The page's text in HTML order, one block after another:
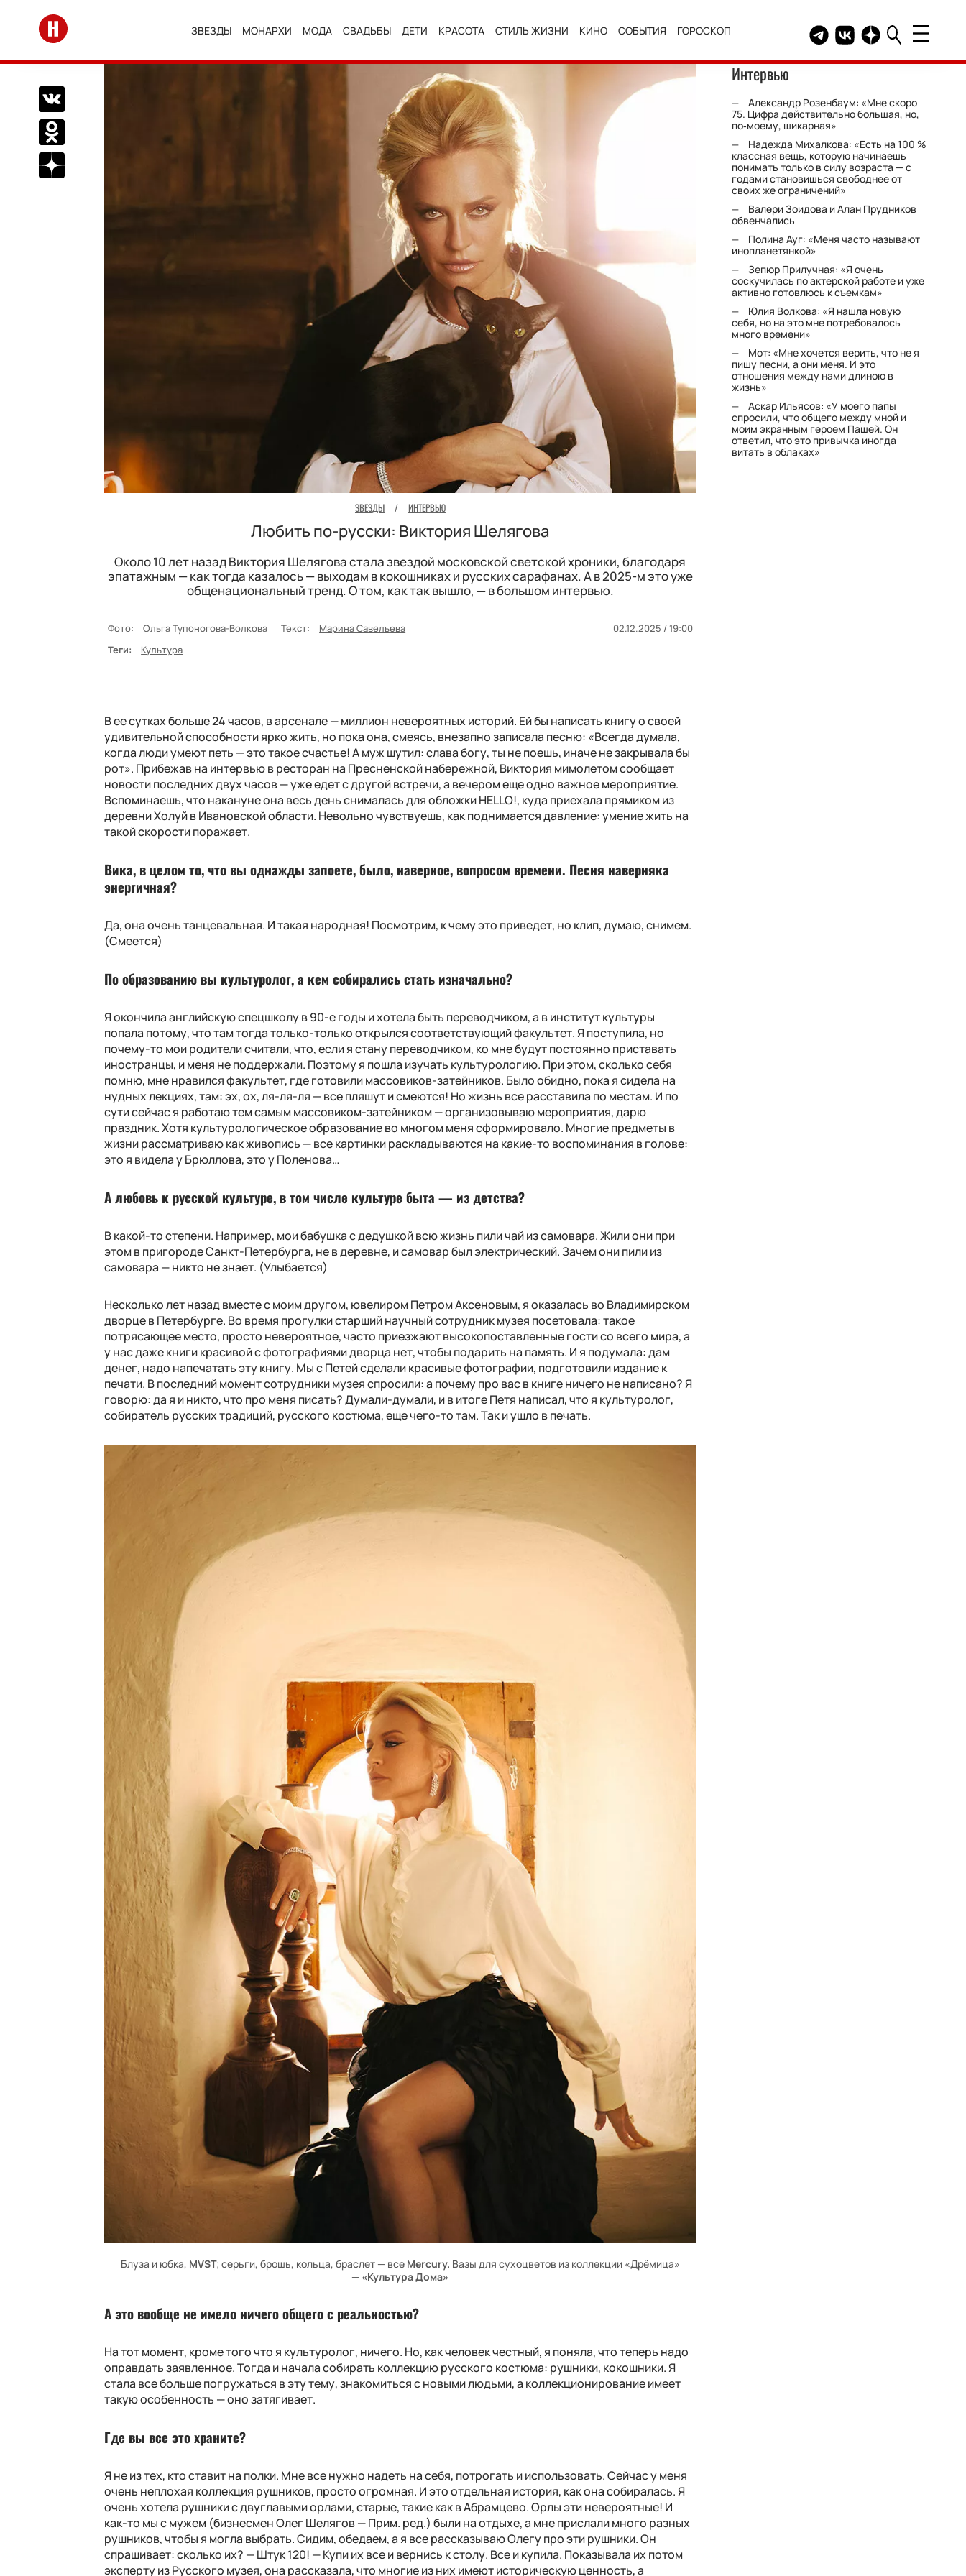
Перейти на главную
ЗВЕЗДЫ МОНАРХИ МОДА СВАДЬБЫ ДЕТИ КРАСОТА СТИЛЬ ЖИЗНИ КИНО СОБЫТИЯ ГОРОСКОП Telegram канал HELLO
Группа HELLO
Канал HELLO в
Поделиться Вконтакте
Поделиться в Одноклассниках
Подписаться на нас в Дзен
ЗВЕЗДЫ / ИНТЕРВЬЮ
Любить по-русски: Виктория Шелягова
Около 10 лет назад Виктория Шелягова стала звездой московской светской хроники, благодаря
эпатажным — как тогда казалось — выходам в кокошниках и русских сарафанах. А в 2025-м это уже
общенациональный тренд. О том, как так вышло, — в большом интервью.
Фото: Ольга Тупоногова-Волкова Текст: Марина Савельева
02.12.2025 / 19:00
Теги:
Культура
В ее сутках больше 24 часов, в арсенале — миллион невероятных историй. Ей бы написать книгу о своей
удивительной способности ярко жить, но пока она, смеясь, внезапно записала песню: «Всегда думала,
когда люди умеют петь — это такое счастье! А муж шутил: слава богу, ты не поешь, иначе не закрывала бы
рот». Прибежав на интервью в ресторан на Пресненской набережной, Виктория мимолетом сообщает
новости последних двух часов — уже едет с другой встречи, а вечером еще одно важное мероприятие.
Вспоминаешь, что накануне она весь день снималась для обложкиHELLO!, куда приехала прямиком из
деревни Холуй в Ивановской области. Невольно чувствуешь, как поднимается давление: умение жить на
такой скорости поражает.
Вика, в целом то, что вы однажды запоете, было, наверное, вопросом времени. Песня наверняка
энергичная?
Да, она очень танцевальная. И такая народная! Посмотрим, к чему это приведет, но клип, думаю, снимем.
(Смеется)
По образованию вы культуролог, а кем собирались стать изначально?
Я окончила английскую спецшколу в 90-е годы и хотела быть переводчиком, а в институт культуры
попала потому, что там тогда только-только открылся соответствующий факультет. Я поступила, но
почему-то мои родители считали, что, если я стану переводчиком, ко мне будут постоянно приставать
иностранцы, и меня не поддержали. Поэтому я пошла изучать культурологию. При этом, сколько себя
помню, мне нравился факультет, где готовили массовиков-затейников. Было обидно, пока я сидела на
нудных лекциях, там: эх, ох, ля-ля-ля — все пляшут и смеются! Но жизнь все расставила по местам. И по
сути сейчас я работаю тем самым массовиком-затейником — организовываю мероприятия, дарю
праздник. Хотя культурологическое образование во многом меня сформировало. Многие предметы в
жизни рассматриваю как живопись — все картинки раскладываются на какие-то воспоминания в голове:
это я видела у Брюллова, это у Поленова…
А любовь к русской культуре, в том числе культуре быта — из детства?
В какой-то степени. Например, мои бабушка с дедушкой всю жизнь пили чай из самовара. Жили они при
этом в пригороде Санкт-Петербурга, не в деревне, и самовар был электрический. Зачем они пили из
самовара — никто не знает. (Улыбается)
Несколько лет назад вместе с моим другом, ювелиром Петром Аксеновым, я оказалась во Владимирском
дворце в Петербурге. Во время прогулки старший научный сотрудник музея посетовала: такое
потрясающее место, просто невероятное, часто приезжают высокопоставленные гости со всего мира, а
у нас даже книги красивой с фотографиями дворца нет, чтобы подарить на память. И я подумала: дам
денег, надо напечатать эту книгу. Мы с Петей сделали красивые фотографии, подготовили издание к
печати. В последний момент сотрудники музея спросили: а почему про вас в книге ничего не написано? Я
говорю: да я и никто, что про меня писать? Думали-думали, и в итоге Петя написал, что я культуролог,
собиратель русских традиций, русского костюма, еще чего-то там. Так и ушло в печать.
Блуза и юбка, MVST; серьги, брошь, кольца, браслет — все Mercury. Вазы для сухоцветов из коллекции «Дрёмица»
— «Культура Дома»
А это вообще не имело ничего общего с реальностью?
На тот момент, кроме того что я культуролог, ничего. Но, как человек честный, я поняла, что теперь надо
оправдать заявленное. Тогда и начала собирать коллекцию русского костюма: рушники, кокошники. Я
стала все больше погружаться в эту тему, знакомиться с новыми людьми, а коллекционирование имеет
такую особенность — оно затягивает.
Где вы все это храните?
Я не из тех, кто ставит на полки. Мне все нужно надеть на себя, потрогать и использовать. Сейчас у меня
очень неплохая коллекция рушников, просто огромная. И это отдельная история, как она собиралась. Я
очень хотела рушники с двуглавыми орлами, старые, такие как в Абрамцево. Орлы эти невероятные! И
как-то мы с мужем (бизнесмен Олег Шелягов — Прим. ред.) были на отдыхе, а мне прислали много разных
рушников, чтобы я могла выбрать. Сидим, обедаем, а я все рассказываю Олегу про эти рушники. Он
спрашивает: сколько их? — Штук 120! — Купи их все и вернись к столу. Все и купила. Показывала их потом
эксперту из Русского музея, она рассказала, что многие из них имеют историческую ценность, а
Интервью
Александр Розенбаум: «Мне скоро
75. Цифра действительно большая, но,
по‑моему, шикарная»
Надежда Михалкова: «Есть на 100 %
классная вещь, которую начинаешь
понимать только в силу возраста — с
годами становишься свободнее от
своих же ограничений»
Валери Зоидова и Алан Прудников
обвенчались
Полина Ауг: «Меня часто называют
инопланетянкой»
Зепюр Прилучная: «Я очень
соскучилась по актерской работе и уже
активно готовлюсь к съемкам»
Юлия Волкова: «Я нашла новую
себя, но на это мне потребовалось
много времени»
Мот: «Мне хочется верить, что не я
пишу песни, а они меня. И это
отношения между нами длиною в
жизнь»
Аскар Ильясов: «У моего папы
спросили, что общего между мной и
моим экранным героем Пашей. Он
ответил, что это привычка иногда
витать в облаках»